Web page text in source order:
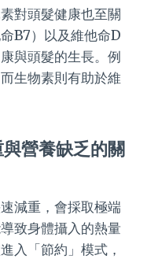
對頭髮健康也至關
B7）以及維他命D
與頭髮的生長。例
生物素則有助於維
營養缺乏的關
減重，會採取極端
致身體攝入的熱量
入「節約」模式，